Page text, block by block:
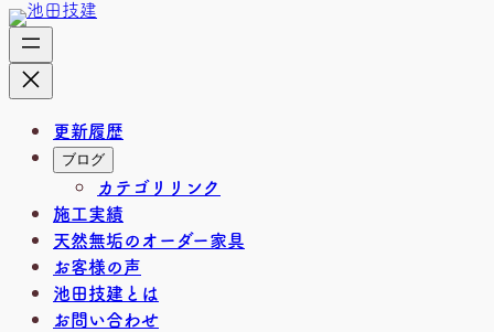
内
容
を
ス
更新履歴
ブログ
カテゴリリンク
施工実績
天然無垢のオーダー家具
お客様の声
池田技建とは
お問い合わせ